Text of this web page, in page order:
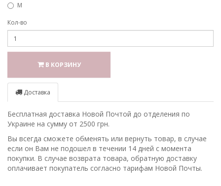
M
Кол-во
В КОРЗИНУ
Доставка
Бесплатная доставка Новой Почтой до отделения по
Украине на сумму от 2500 грн.
Вы всегда сможете обменять или вернуть товар, в случае
если он Вам не подошел в течении 14 дней с момента
покупки. В случае возврата товара, обратную доставку
оплачивает покупатель согласно тарифам Новой Почты.